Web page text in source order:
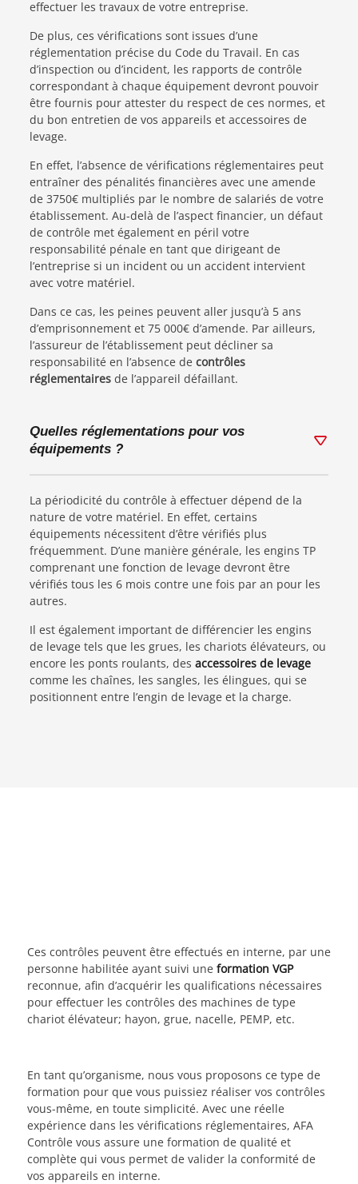
effectuer les travaux de votre entreprise.
De plus, ces vérifications sont issues d’une
réglementation précise du Code du Travail. En cas
d’inspection ou d’incident, les rapports de contrôle
correspondant à chaque équipement devront pouvoir
être fournis pour attester du respect de ces normes, et
du bon entretien de vos appareils et accessoires de
levage.
En effet, l’absence de vérifications réglementaires peut
entraîner des pénalités financières avec une amende
de 3750€ multipliés par le nombre de salariés de votre
établissement. Au-delà de l’aspect financier, un défaut
de contrôle met également en péril votre
responsabilité pénale en tant que dirigeant de
l’entreprise si un incident ou un accident intervient
avec votre matériel.
Dans ce cas, les peines peuvent aller jusqu’à 5 ans
d’emprisonnement et 75 000€ d’amende. Par ailleurs,
l’assureur de l’établissement peut décliner sa
responsabilité en l’absence decontrôles
réglementaires de l’appareil défaillant.
Quelles réglementations pour vos
équipements ?
La périodicité du contrôle à effectuer dépend de la
nature de votre matériel. En effet, certains
équipements nécessitent d’être vérifiés plus
fréquemment. D’une manière générale, les engins TP
comprenant une fonction de levage devront être
vérifiés tous les 6 mois contre une fois par an pour les
autres.
Il est également important de différencier les engins
de levage tels que les grues, les chariots élévateurs, ou
encore les ponts roulants, desaccessoires de levage
comme les chaînes, les sangles, les élingues, qui se
positionnent entre l’engin de levage et la charge.
Ces contrôles peuvent être effectués en interne, par une
personne habilitée ayant suivi une formation VGP
reconnue, afin d’acquérir les qualifications nécessaires
pour effectuer les contrôles des machines de type
chariot élévateur; hayon, grue, nacelle, PEMP, etc.
En tant qu’organisme, nous vous proposons ce type de
formation pour que vous puissiez réaliser vos contrôles
vous-même, en toute simplicité. Avec une réelle
expérience dans les vérifications réglementaires, AFA
Contrôle vous assure une formation de qualité et
complète qui vous permet de valider la conformité de
vos appareils en interne.